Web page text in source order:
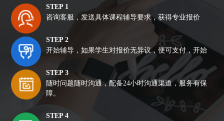
STEP 1
咨询客服，发送具体课程辅导要求，获得专业报价
STEP 2
开始辅导，如果学生对报价无异议，便可支付，开始
STEP 3
随时问题随时沟通，配备24小时沟通渠道，服务有保
障。
STEP 4